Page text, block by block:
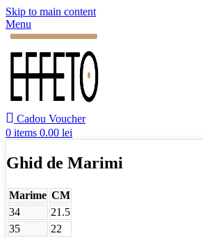
Skip to main content
Menu
Cadou Voucher
0 items 0.00 lei
Ghid de Marimi
Marime CM
34
21.5
35
22